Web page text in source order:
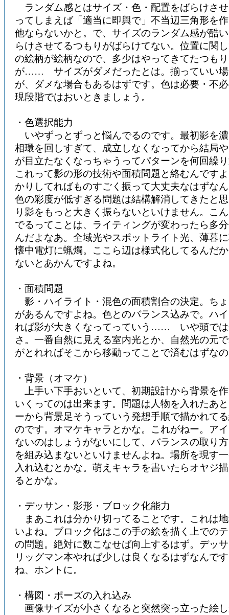
ランダム感とはサイズ・色・配置をばらけさ
ってしまえば「適当に即興で」不当辺三角形を
他ならないかと。で、サイズのランダム感が酷
らけさせてるつもりがばらけてない。位置に関
の絵柄が絵柄なので、多少はやってきてたつも
が…… サイズがダメだったとは。揃っていい場
が、ダメな場合もあるはずです。色は必要・不
現段階ではおいときましょう。
・色選択能力
いやずっとずっと悩んでるのです。最初影を
相環を回しすぎて、成立しなくなってから結局
が目立たなくなっちゃうってパターンを何回繰
これって影の形の技術や面積問題と絡むんです
かりしてればものすごく振って大丈夫なはずな
色の彩度が低すぎる問題は結構解消してきたと
り影をもっと大きく振らないといけません。こ
でるってことは、ライティングが変わったら多
んだよなあ。全域光やスポットライト光、薄暮
懐中電灯に蝋燭。ここら辺は様式化してるんだ
ないとあかんですよね。
・面積問題
影・ハイライト・混色の面積割合の決定。ち
があるんですよね。色とのバランス込みで。ハ
れば影が大きくなってっていう…… いや頭では
さ。一番自然に見える室内光とか、自然光の元
がとれればそこから移動ってことで済むはずな
・背景（オマケ）
上手い下手おいといて、初期設計から背景を
いくってのは出来ます。問題は人物を入れたあ
ーから背景足そうっていう発想手順で描かれて
のです。オマケキャラとかな。これがねー。ア
ないのはしょうがないにして、バランスの取り
を組み込まないといけませんよね。場所を現す
入れ込むとかな。萌えキャラを書いたらオヤジ
るとかな。
・デッサン・影形・ブロック化能力
まあこれは分かり切ってることです。これは
いよね。ブロック化はこの手の絵を描く上での
の問題。絶対に数こなせば向上するはず。デッ
リッグマン本やれば少しは良くなるはずなんで
ね、ホントに。
・構図・ポーズの入れ込み
画像サイズが小さくなると突然突っ立った絵